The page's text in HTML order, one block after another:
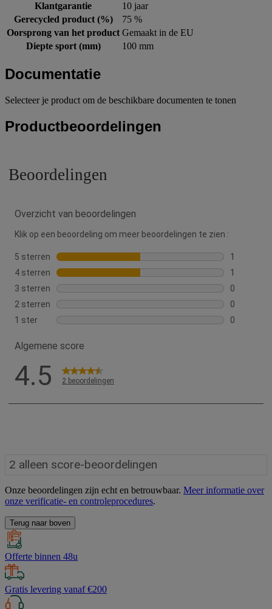
Klantgarantie
10 jaar
Gerecycled product (%)
75 %
Oorsprong van het product Gemaakt in de EU
Diepte sport (mm)
100 mm
Documentatie
Selecteer je product om de beschikbare documenten te tonen
Productbeoordelingen
Onze beoordelingen zijn echt en betrouwbaar. Meer informatie over
onze verificatie- en controleprocedures.
Terug naar boven
Offerte binnen 48u
Gratis levering vanaf €200